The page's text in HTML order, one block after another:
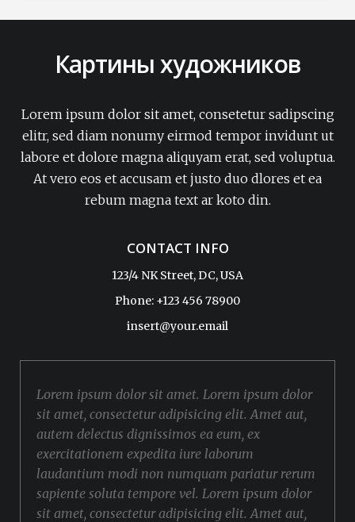
Картины художников
Lorem ipsum dolor sit amet, consetetur sadipscing
elitr, sed diam nonumy eirmod tempor invidunt ut
labore et dolore magna aliquyam erat, sed voluptua.
At vero eos et accusam et justo duo dlores et ea
rebum magna text ar koto din.
CONTACT INFO
123/4 NK Street, DC, USA
Phone: +123 456 78900
insert@your.email
Lorem ipsum dolor sit amet. Lorem ipsum dolor
sit amet, consectetur adipisicing elit. Amet aut,
autem delectus dignissimos ea eum, ex
exercitationem expedita iure laborum
laudantium modi non numquam pariatur rerum
sapiente soluta tempore vel. Lorem ipsum dolor
sit amet, consectetur adipisicing elit. Amet aut,